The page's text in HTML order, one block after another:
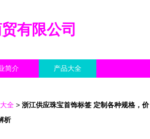
有限公司
简介 产品大全
全 > 浙江供应珠宝首饰标签 定制各种规格，价
析